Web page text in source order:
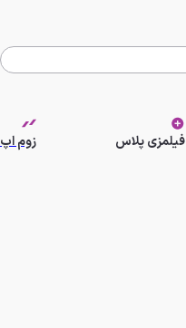
فیلمزی پلاس زوم اپ